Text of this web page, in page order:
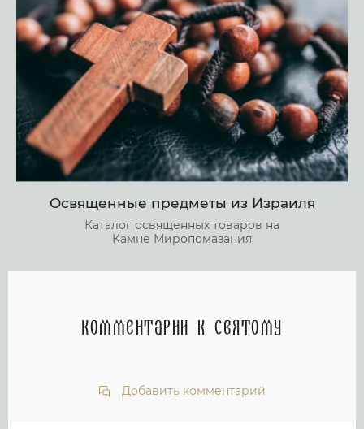
Освященные предметы из Израиля
Каталог освященных товаров на
Камне Миропомазания
Комментарии к святому
Добавить комментарий